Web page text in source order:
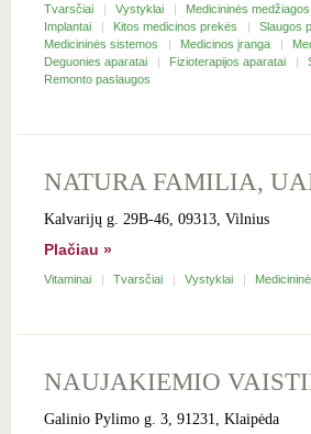
Tvarsčiai Vystyklai Medicininės medžiagos
Implantai
Kitos medicinos prekės Slaugos
Medicininės sistemos
Medicinos įranga
Deguonies aparatai
Fizioterapijos aparatai
Remonto paslaugos
NATURA FAMILIA,
Kalvarijų g. 29B-46, 09313, Vilnius
Plačiau »
Vitaminai Tvarsčiai Vystyklai
NAUJAKIEMIO
Galinio Pylimo g. 3, 91231, Klaipėda